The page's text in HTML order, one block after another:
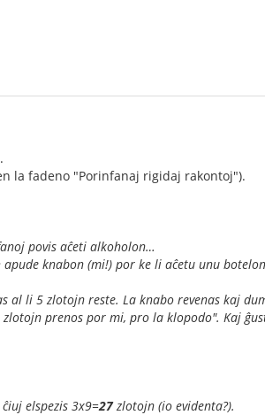
la fadeno "Porinfanaj rigidaj rakontoj").
povis aĉeti alkoholon…
knabon (mi!) por ke li aĉetu unu
al li 5 zlotojn reste. La knabo revenas kaj
prenos por mi, pro la klopodo". Kaj
elspezis 3x9=27zlotojn (io evidenta?).